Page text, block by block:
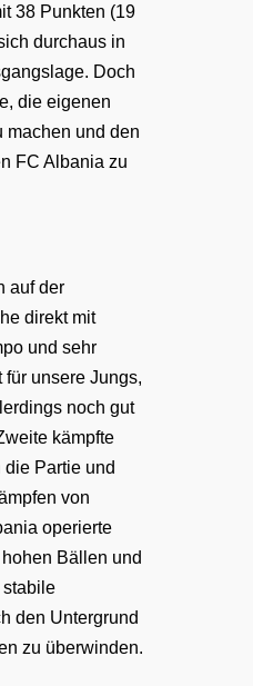
38 Punkten (19
durchaus in
Doch
die eigenen
machen und den
FC Albania zu
auf der
direkt mit
und sehr
unsere Jungs,
noch gut
kämpfte
die Partie und
von
operierte
Bällen und
stabile
den Untergrund
zu überwinden.